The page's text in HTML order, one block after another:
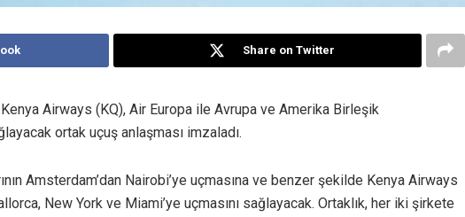
Share on Twitter
Kenya Airways (KQ), Air Europa ile Avrupa ve Amerika Birleşik
ortak uçuş anlaşması imzaladı.
Amsterdam’dan Nairobi’ye uçmasına ve benzer şekilde Kenya Airways
New York ve Miami’ye uçmasını sağlayacak. Ortaklık, her iki şirkete